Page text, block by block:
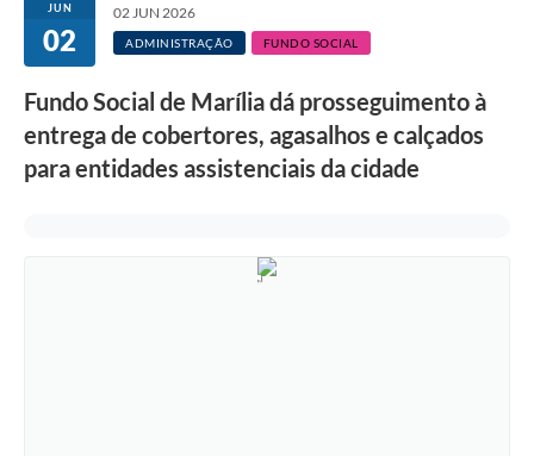
JUN
02
02 JUN 2026
ADMINISTRAÇÃO FUNDO SOCIAL
Fundo Social de Marília dá prosseguimento à
entrega de cobertores, agasalhos e calçados
para entidades assistenciais da cidade